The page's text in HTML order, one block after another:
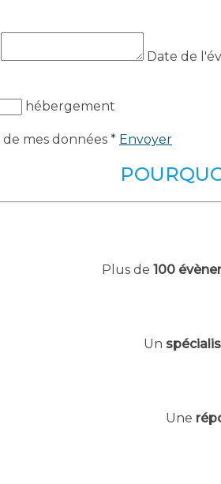
Date de
hébergement
mes données * Envoyer
Plus de 100
Un
Une